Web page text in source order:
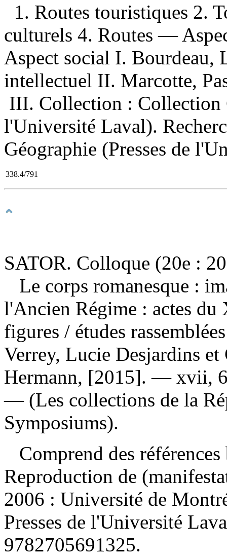
1. Routes touristiques 2.
culturels 4. Routes —
Aspect social I. Bourdeau,
intellectuel II. Marcotte,
III. Collection : Collection
l'Université Laval).
Géographie (Presses de
338.4/791
SATOR. Colloque (20e :
Le corps romanesque :
l'Ancien Régime : actes du
figures / études
Verrey, Lucie Desjardins
Hermann, [2015]. — xvii,
— (Les collections de la
Symposiums).
Comprend des
Reproduction de
2006 : Université de
Presses de l'Université
9782705691325.